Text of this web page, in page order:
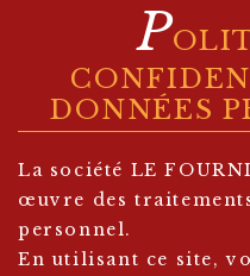
P
DONNÉES
La société LE
œuvre des
personnel.
En utilisant ce site,